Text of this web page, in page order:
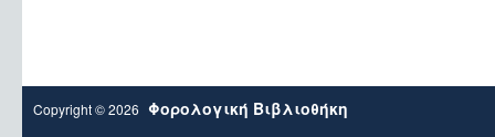
Copyright © 2026 Φορολογική Βιβλιοθήκη